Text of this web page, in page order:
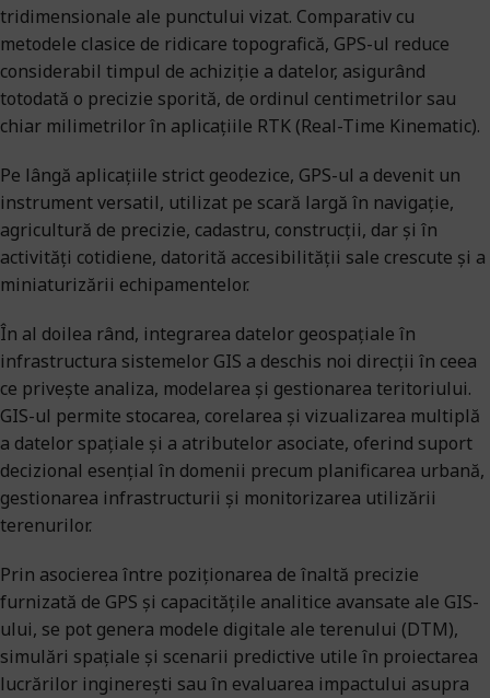
tridimensionale ale punctului vizat. Comparativ cu
metodele clasice de ridicare topografică, GPS-ul reduce
considerabil timpul de achiziție a datelor, asigurând
totodată o precizie sporită, de ordinul centimetrilor sau
chiar milimetrilor în aplicațiile RTK (Real-Time Kinematic).
Pe lângă aplicațiile strict geodezice, GPS-ul a devenit un
instrument versatil, utilizat pe scară largă în navigație,
agricultură de precizie, cadastru, construcții, dar și în
activități cotidiene, datorită accesibilității sale crescute și a
miniaturizării echipamentelor.
În al doilea rând, integrarea datelor geospațiale în
infrastructura sistemelor GIS a deschis noi direcții în ceea
ce privește analiza, modelarea și gestionarea teritoriului.
GIS-ul permite stocarea, corelarea și vizualizarea multiplă
a datelor spațiale și a atributelor asociate, oferind suport
decizional esențial în domenii precum planificarea urbană,
gestionarea infrastructurii și monitorizarea utilizării
terenurilor.
Prin asocierea între poziționarea de înaltă precizie
furnizată de GPS și capacitățile analitice avansate ale GIS-
ului, se pot genera modele digitale ale terenului (DTM),
simulări spațiale și scenarii predictive utile în proiectarea
lucrărilor inginerești sau în evaluarea impactului asupra